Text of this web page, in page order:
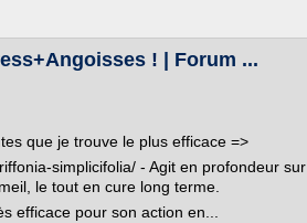
! | Forum ...
que je trouve le plus efficace =>
simplicifolia/ - Agit en profondeur sur
le tout en cure long terme.
efficace pour son action en...